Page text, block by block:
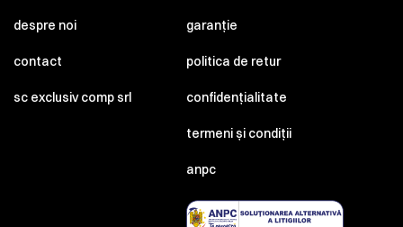
despre noi
contact
sc exclusiv comp srl
garanție
politica de retur
confidențialitate
termeni și condiții
anpc